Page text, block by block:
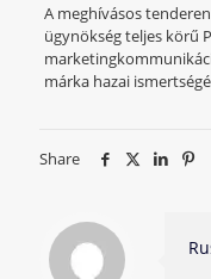
A meghívásos
ügynökség teljes körű
márka hazai
Share